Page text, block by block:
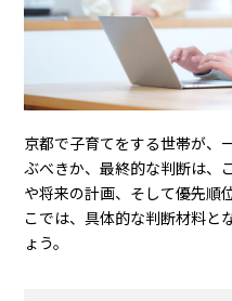
京都で子育てをする世帯が、
ぶべきか、最終的な判断は、
や将来の計画、そして優先順
こでは、具体的な判断材料と
ょう。